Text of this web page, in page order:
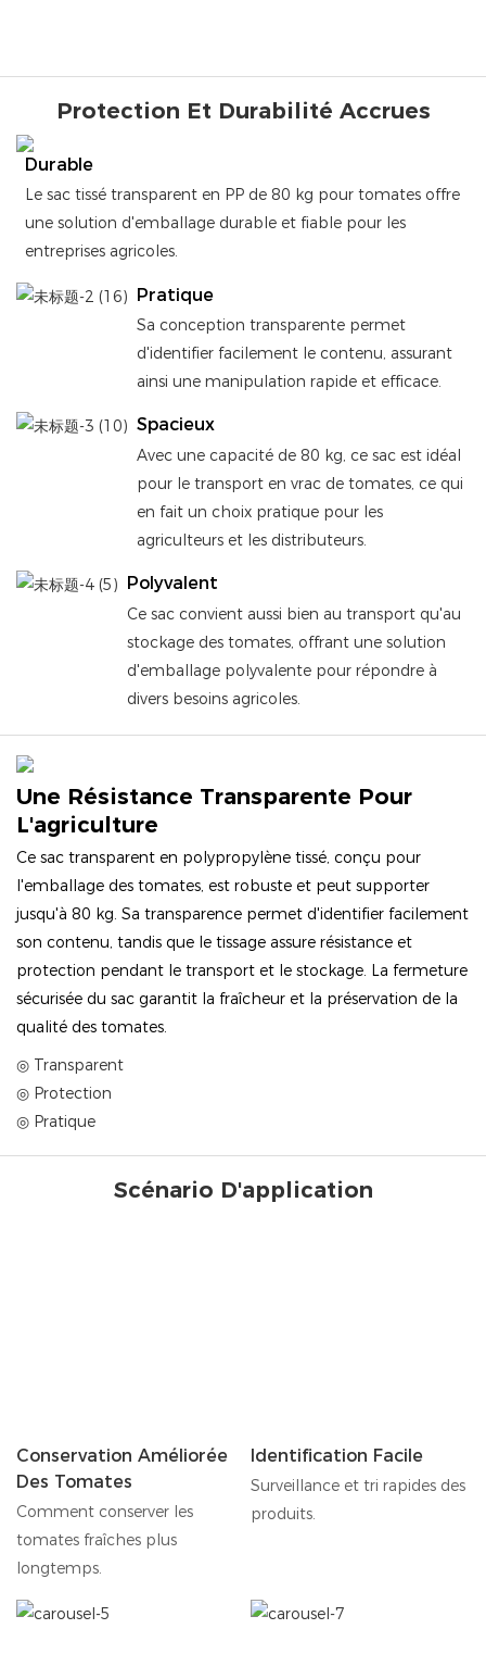
Protection Et Durabilité Accrues
Durable
Le sac tissé transparent en PP de 80 kg pour tomates offre
une solution d'emballage durable et fiable pour les
entreprises agricoles.
Pratique
Sa conception transparente permet
d'identifier facilement le contenu, assurant
ainsi une manipulation rapide et efficace.
Spacieux
Avec une capacité de 80 kg, ce sac est idéal
pour le transport en vrac de tomates, ce qui
en fait un choix pratique pour les
agriculteurs et les distributeurs.
Polyvalent
Ce sac convient aussi bien au transport qu'au
stockage des tomates, offrant une solution
d'emballage polyvalente pour répondre à
divers besoins agricoles.
Une Résistance Transparente Pour
L'agriculture
Ce sac transparent en polypropylène tissé, conçu pour
l'emballage des tomates, est robuste et peut supporter
jusqu'à 80 kg. Sa transparence permet d'identifier facilement
son contenu, tandis que le tissage assure résistance et
protection pendant le transport et le stockage. La fermeture
sécurisée du sac garantit la fraîcheur et la préservation de la
qualité des tomates.
◎ Transparent
◎ Protection
◎ Pratique
Scénario D'application
Conservation Améliorée
Des Tomates
Comment conserver les
tomates fraîches plus
longtemps.
Identification Facile
Surveillance et tri rapides des
produits.